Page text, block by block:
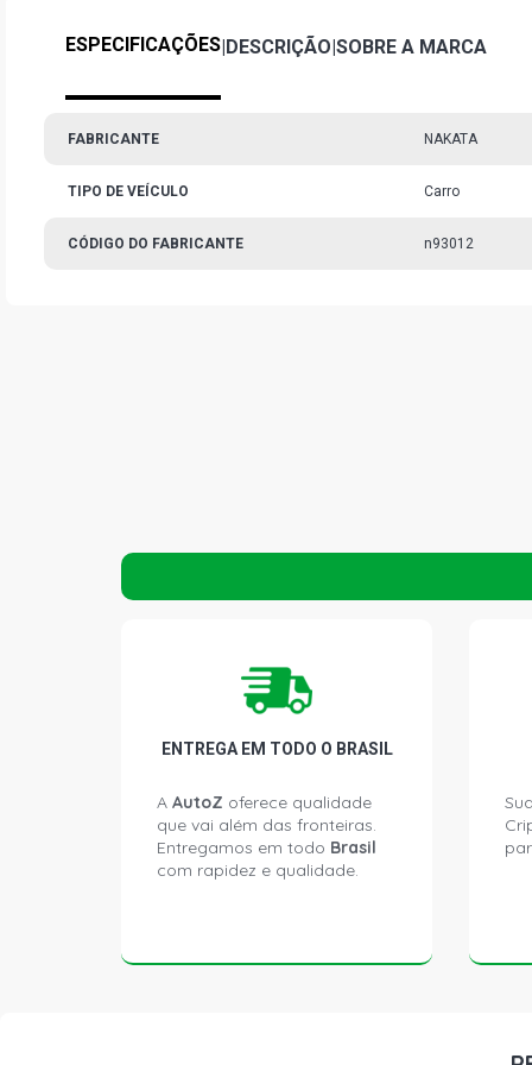
ESPECIFICAÇÕES|DESCRIÇÃO|SOBRE A MARCA
FABRICANTE NAKATA
TIPO DE VEÍCULO Carro
CÓDIGO DO FABRICANTE n93012
ENTREGA EM TODO O BRASIL
A AutoZ oferece qualidade
que vai além das fronteiras.
Entregamos em todo Brasil
com rapidez e qualidade.